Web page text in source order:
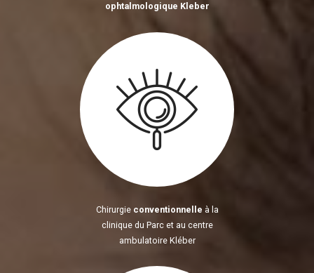
ophtalmologique Kleber
Chirurgie conventionnelle à la
clinique du Parc et au centre
ambulatoire Kléber